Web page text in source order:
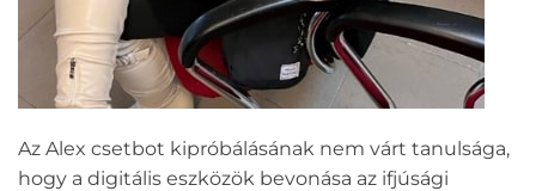
Az Alex csetbot kipróbálásának nem várt tanulsága,
hogy a digitális eszközök bevonása az ifjúsági